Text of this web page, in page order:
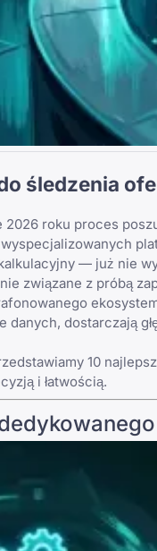
śledzenia
2026 roku proces
— już nie
związane z próbą
danych, dostarczają
10
i łatwością.